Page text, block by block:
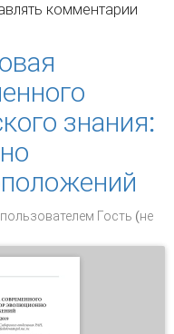
НАУЧНОЙ
комментарии
знания:
Гость (не